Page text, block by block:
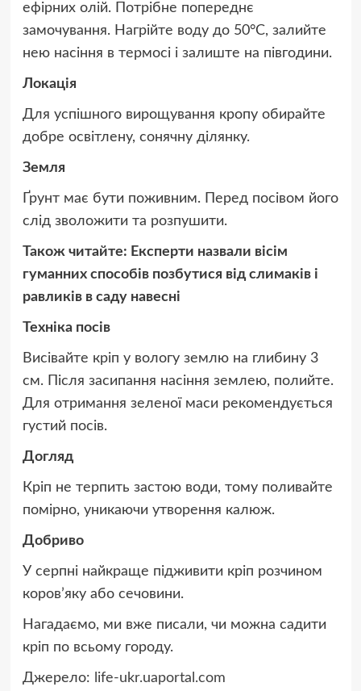
ефірних олій. Потрібне попереднє
замочування. Нагрійте воду до 50°C, залийте
нею насіння в термосі і залиште на півгодини.
Локація
Для успішного вирощування кропу обирайте
добре освітлену, сонячну ділянку.
Земля
Ґрунт має бути поживним. Перед посівом його
слід зволожити та розпушити.
Також читайте: Експерти назвали вісім
гуманних способів позбутися від слимаків і
равликів в саду навесні
Техніка посів
Висівайте кріп у вологу землю на глибину 3
см. Після засипання насіння землею, полийте.
Для отримання зеленої маси рекомендується
густий посів.
Догляд
Кріп не терпить застою води, тому поливайте
помірно, уникаючи утворення калюж.
Добриво
У серпні найкраще підживити кріп розчином
коров’яку або сечовини.
Нагадаємо, ми вже писали, чи можна садити
кріп по всьому городу.
Джерело: life-ukr.uaportal.com